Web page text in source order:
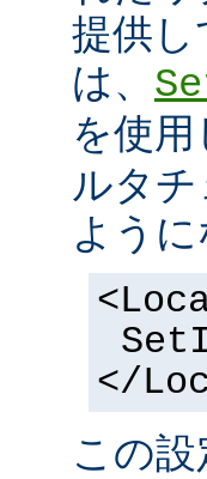
提供し
は、
を使用
ルタ
ように
</
この設